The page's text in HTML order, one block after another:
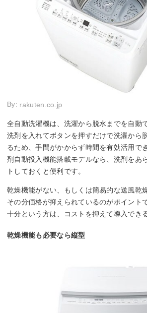
By: rakuten.co.jp
全自動洗濯機は、洗濯から脱水までを自動
洗剤を入れてボタンを押すだけで洗濯から
るため、手間がかからず時間を有効活用で
剤自動投入機能搭載モデルなら、洗剤をあ
トしておくと便利です。
乾燥機能がない、もしくは簡易的な送風乾
その分価格が抑えられているのがポイント
十分という方は、コストを抑えて導入でき
乾燥機能も必要なら縦型